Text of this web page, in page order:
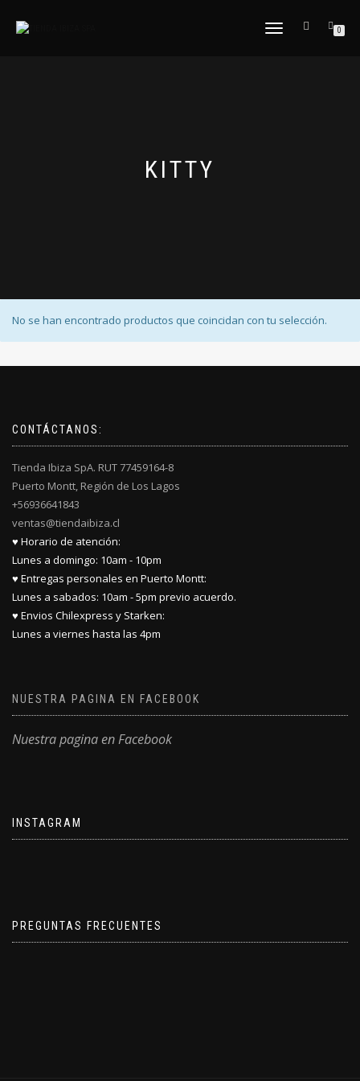
CAMBIAR
0
KITTY
No se han encontrado productos que coincidan con tu selección.
CONTÁCTANOS:
Tienda Ibiza SpA. RUT 77459164-8
Puerto Montt, Región de Los Lagos
+56936641843
ventas@tiendaibiza.cl
♥ Horario de atención:
Lunes a domingo: 10am - 10pm
♥ Entregas personales en Puerto Montt:
Lunes a sabados: 10am - 5pm previo acuerdo.
♥ Envios Chilexpress y Starken:
Lunes a viernes hasta las 4pm
NUESTRA PAGINA EN FACEBOOK
Nuestra pagina en Facebook
INSTAGRAM
PREGUNTAS FRECUENTES